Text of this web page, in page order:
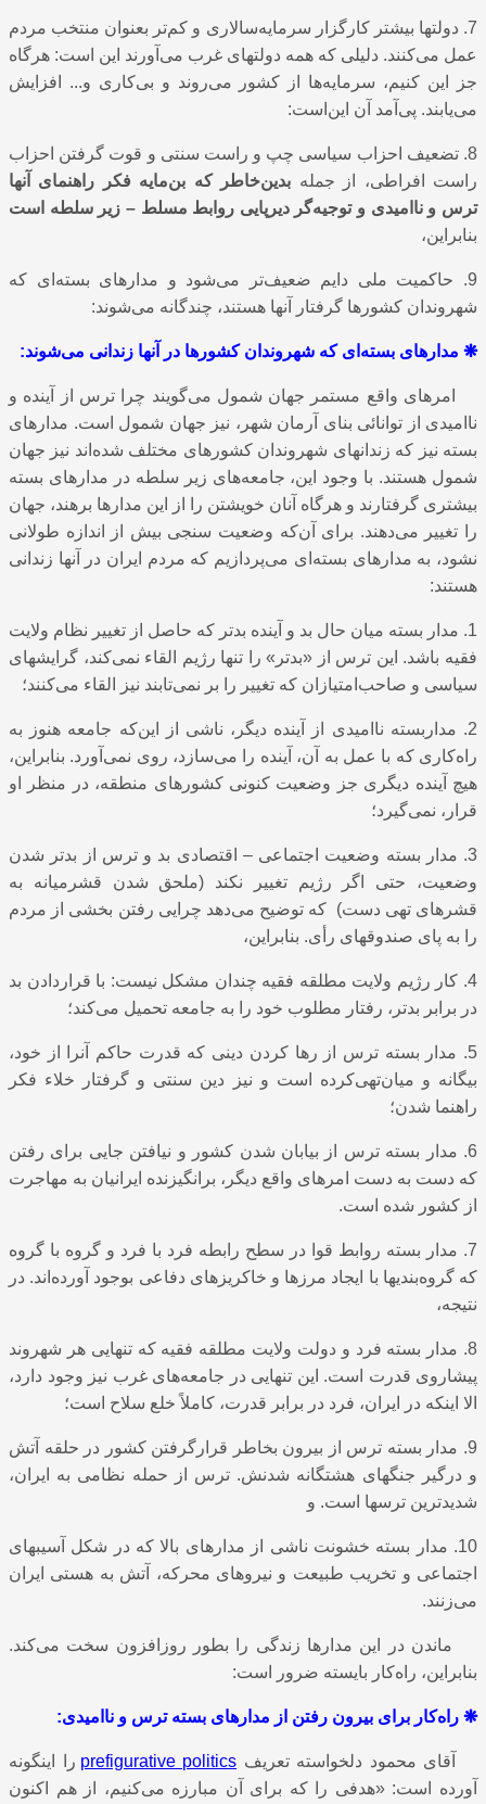
7. دولتها بیشتر کارگزار سرمایه‌سالاری و کم‌تر بعنوان منتخب مردم
عمل می‌کنند. دلیلی که همه دولتهای غرب می‌آورند این ‌است: هرگاه
جز این کنیم، سرمایه‌ها از کشور می‌روند و بی‌کاری و... افزایش
می‌یابند. پی‌آمد آن این‌است:
8. تضعیف احزاب سیاسی چپ و راست سنتی و قوت گرفتن احزاب
راست افراطی، از جمله بدین‌خاطر که بن‌مایه فکر راهنمای آنها
ترس و ناامیدی و توجیه‌گر دیرپایی روابط مسلط – زیر سلطه است
بنابراین،
9. حاکمیت ملی دایم ضعیف‌تر می‌شود و مدارهای بسته‌ای که
شهروندان کشورها گرفتار آنها هستند، چندگانه می‌شوند:
❋ مدارهای بسته‌ای که شهروندان کشورها در آنها زندانی می‌شوند:
امرهای واقع مستمر جهان شمول می‌گویند چرا ترس از آینده و
ناامیدی از توانائی بنای آرمان شهر، نیز جهان شمول است. مدارهای
بسته نیز که زندانهای شهروندان کشورهای مختلف شده‌اند نیز جهان
شمول هستند. با وجود این، جامعه‌های زیر سلطه در مدارهای بسته
بیشتری گرفتارند و هرگاه آنان خویشتن را از این مدارها برهند، جهان
را تغییر می‌دهند. برای آن‌که وضعیت سنجی بیش از اندازه طولانی
نشود، به مدارهای بسته‌ای می‌پردازیم که مردم ایران در آنها زندانی
هستند:
1. مدار بسته میان حال بد و آینده بدتر که حاصل از تغییر نظام ولایت
فقیه باشد. این ترس از «بدتر» را تنها رﮊیم القاء نمی‌کند، گرایشهای
سیاسی و صاحب‌امتیازان که تغییر را بر نمی‌تابند نیز القاء می‌کنند؛
2. مداربسته ناامیدی از آینده دیگر، ناشی از این‌که جامعه هنوز به
راه‌کاری که با عمل به آن، آینده را می‌سازد، روی نمی‌آورد. بنابراین،
هیچ آینده دیگری جز وضعیت کنونی کشورهای منطقه، در منظر او
قرار، نمی‌گیرد؛
3. مدار بسته وضعیت اجتماعی – اقتصادی بد و ترس از بدتر شدن
وضعیت، حتی اگر رﮊیم تغییر نکند (ملحق شدن قشرمیانه به
قشرهای تهی دست) که توضیح می‌دهد چرایی رفتن بخشی از مردم
را به پای صندوقهای رأی. بنابراین،
4. کار رﮊیم ولایت مطلقه فقیه چندان مشکل نیست: با قراردادن بد
در برابر بدتر، رفتار مطلوب خود را به جامعه تحمیل می‌کند؛
5. مدار بسته ترس از رها کردن دینی که قدرت حاکم آنرا از خود،
بیگانه و میان‌تهی‌کرده‌ است و نیز دین سنتی و گرفتار خلاء فکر
راهنما شدن؛
6. مدار بسته ترس از بیابان شدن کشور و نیافتن جایی برای رفتن
که دست به دست امرهای واقع دیگر، برانگیزنده ایرانیان به مهاجرت
از کشور شده‌ است.
7. مدار بسته روابط قوا در سطح رابطه فرد با فرد و گروه با گروه
که گروه‌بندیها با ایجاد مرزها و خاکریزهای دفاعی بوجود آورده‌اند. در
نتیجه،
8. مدار بسته فرد و دولت ولایت مطلقه فقیه که تنهایی هر شهروند
پیشاروی قدرت است. این تنهایی در جامعه‌های غرب نیز وجود دارد،
الا اینکه در ایران، فرد در برابر قدرت، کاملاً خلع سلاح است؛
9. مدار بسته ترس از بیرون بخاطر قرارگرفتن کشور در حلقه آتش
و درگیر جنگهای هشتگانه شدنش. ترس از حمله نظامی به ایران،
شدیدترین ترسها است. و
10. مدار بسته خشونت ناشی از مدارهای بالا که در شکل آسیبهای
اجتماعی و تخریب طبیعت و نیروهای محرکه، آتش به هستی ایران
می‌زنند.
ماندن در این مدارها زندگی را بطور روزافزون سخت می‌کند.
بنابراین، راه‌کار بایسته ضرور ‌است:
❋ راه‌کار برای بیرون رفتن از مدارهای بسته ترس و ناامیدی:
آقای محمود دلخواسته تعریف prefigurative politics را اینگونه
آورده ‌است: «هدفی را که برای آن مبارزه می‌کنیم، از هم اکنون